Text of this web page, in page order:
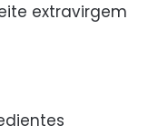
extravirgem